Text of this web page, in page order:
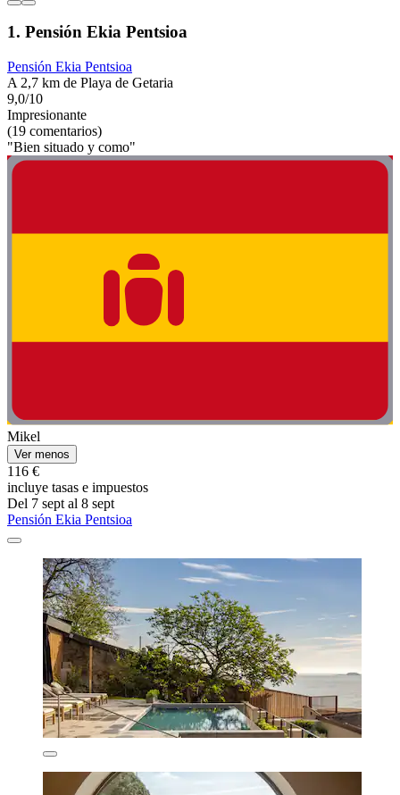
1. Pensión Ekia Pentsioa
Pensión Ekia Pentsioa
A 2,7 km de Playa de Getaria
9,0/10
Impresionante
(19 comentarios)
"Bien situado y como"
Mikel
Ver menos
116 €
incluye tasas e impuestos
Del 7 sept al 8 sept
Pensión Ekia Pentsioa